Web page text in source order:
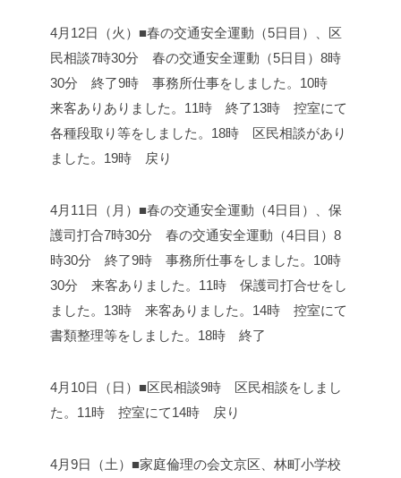
4月12日（火）■春の交通安全運動（5日目）、区
民相談7時30分 春の交通安全運動（5日目） 8時
30分 終了9時 事務所仕事をしました。 10時
来客ありありました。 11時 終了13時 控室にて
各種段取り等をしました。 18時 区民相談があり
ました。 19時 戻り
4月11日（月）■春の交通安全運動（4日目）、保
護司打合7時30分 春の交通安全運動（4日目） 8
時30分 終了9時 事務所仕事をしました。 10時
30分 来客ありました。 11時 保護司打合せをし
ました。 13時 来客ありました。 14時 控室にて
書類整理等をしました。 18時 終了
4月10日（日）■区民相談9時 区民相談をしまし
た。 11時 控室にて14時 戻り
4月9日（土）■家庭倫理の会文京区、林町小学校